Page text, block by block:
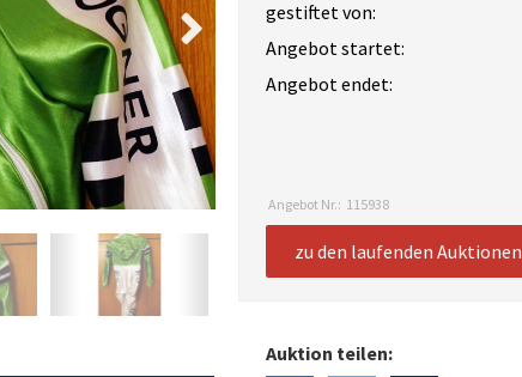
gestiftet von:
Angebot startet:
Angebot endet:
Angebot Nr.: 115938
zu den laufenden Auktionen
Auktion teilen: